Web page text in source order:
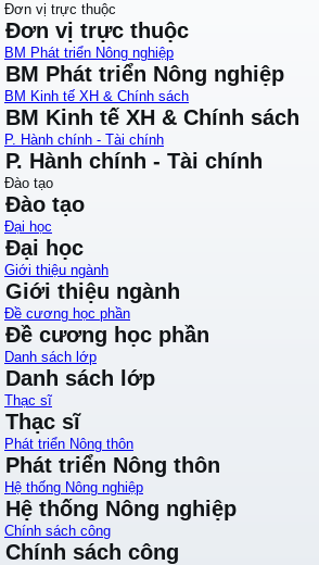
Đơn vị trực thuộc
Đơn vị trực thuộc
BM Phát triển Nông nghiệp
BM Phát triển Nông nghiệp
BM Kinh tế XH & Chính sách
BM Kinh tế XH & Chính sách
P. Hành chính - Tài chính
P. Hành chính - Tài chính
Đào tạo
Đào tạo
Đại học
Đại học
Giới thiệu ngành
Giới thiệu ngành
Đề cương học phần
Đề cương học phần
Danh sách lớp
Danh sách lớp
Thạc sĩ
Thạc sĩ
Phát triển Nông thôn
Phát triển Nông thôn
Hệ thống Nông nghiệp
Hệ thống Nông nghiệp
Chính sách công
Chính sách công